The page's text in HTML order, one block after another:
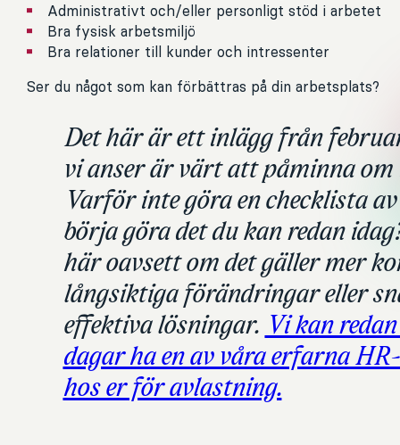
Administrativt och/eller personligt stöd i arbetet
Bra fysisk arbetsmiljö
Bra relationer till kunder och intressenter
Ser du något som kan förbättras på din arbetsplats?
Det här är ett inlägg från
vi anser är värt att påminna om
Varför inte göra en checklista
börja göra det du kan redan
här oavsett om det gäller mer
långsiktiga förändringar eller
effektiva lösningar. Vi kan
dagar ha en av våra erfarna
hos er för avlastning.